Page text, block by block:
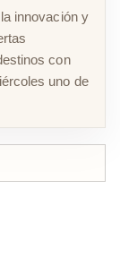
innovación y
con
uno de